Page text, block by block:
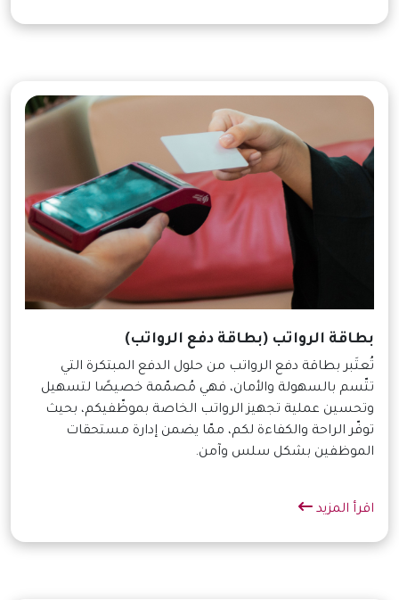
بطاقة الرواتب (بطاقة دفع الرواتب)
تُعتَبر بطاقة دفع الرواتب من حلول الدفع المبتكرة التي
تتّسم بالسهولة والأمان، فهي مُصمّمة خصيصًا لتسهيل
وتحسين عملية تجهيز الرواتب الخاصة بموظّفيكم، بحيث
توفّر الراحة والكفاءة لكم، ممّا يضمن إدارة مستحقات
الموظفين بشكل سلس وآمن.
اقرأ المزيد